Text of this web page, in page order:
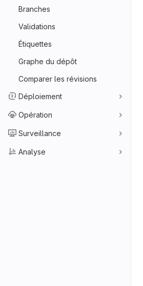
Branches
Validations
Étiquettes
Graphe du dépôt
Comparer les révisions
Déploiement
Opération
Surveillance
Analyse